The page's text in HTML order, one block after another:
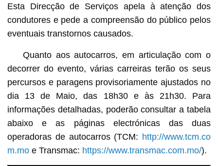
Esta Direcção de Serviços apela à atenção dos
condutores e pede a compreensão do público pelos
eventuais transtornos causados.
Quanto aos autocarros, em articulação com o
decorrer do evento, várias carreiras terão os seus
percursos e paragens provisoriamente ajustados no
dia 13 de Maio, das 18h30 e às 21h30. Para
informações detalhadas, poderão consultar a tabela
abaixo e as páginas electrónicas das duas
operadoras de autocarros (TCM: http://www.tcm.co
m.moe Transmac: https://www.transmac.com.mo/).